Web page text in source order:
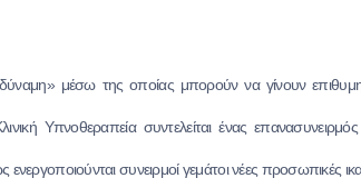
μέσω της οποίας μπορούν να γίνουν
Υπνοθεραπεία συντελείται ένας
ενεργοποιούνται συνειρμοί γεμάτοι νέες προσωπικές